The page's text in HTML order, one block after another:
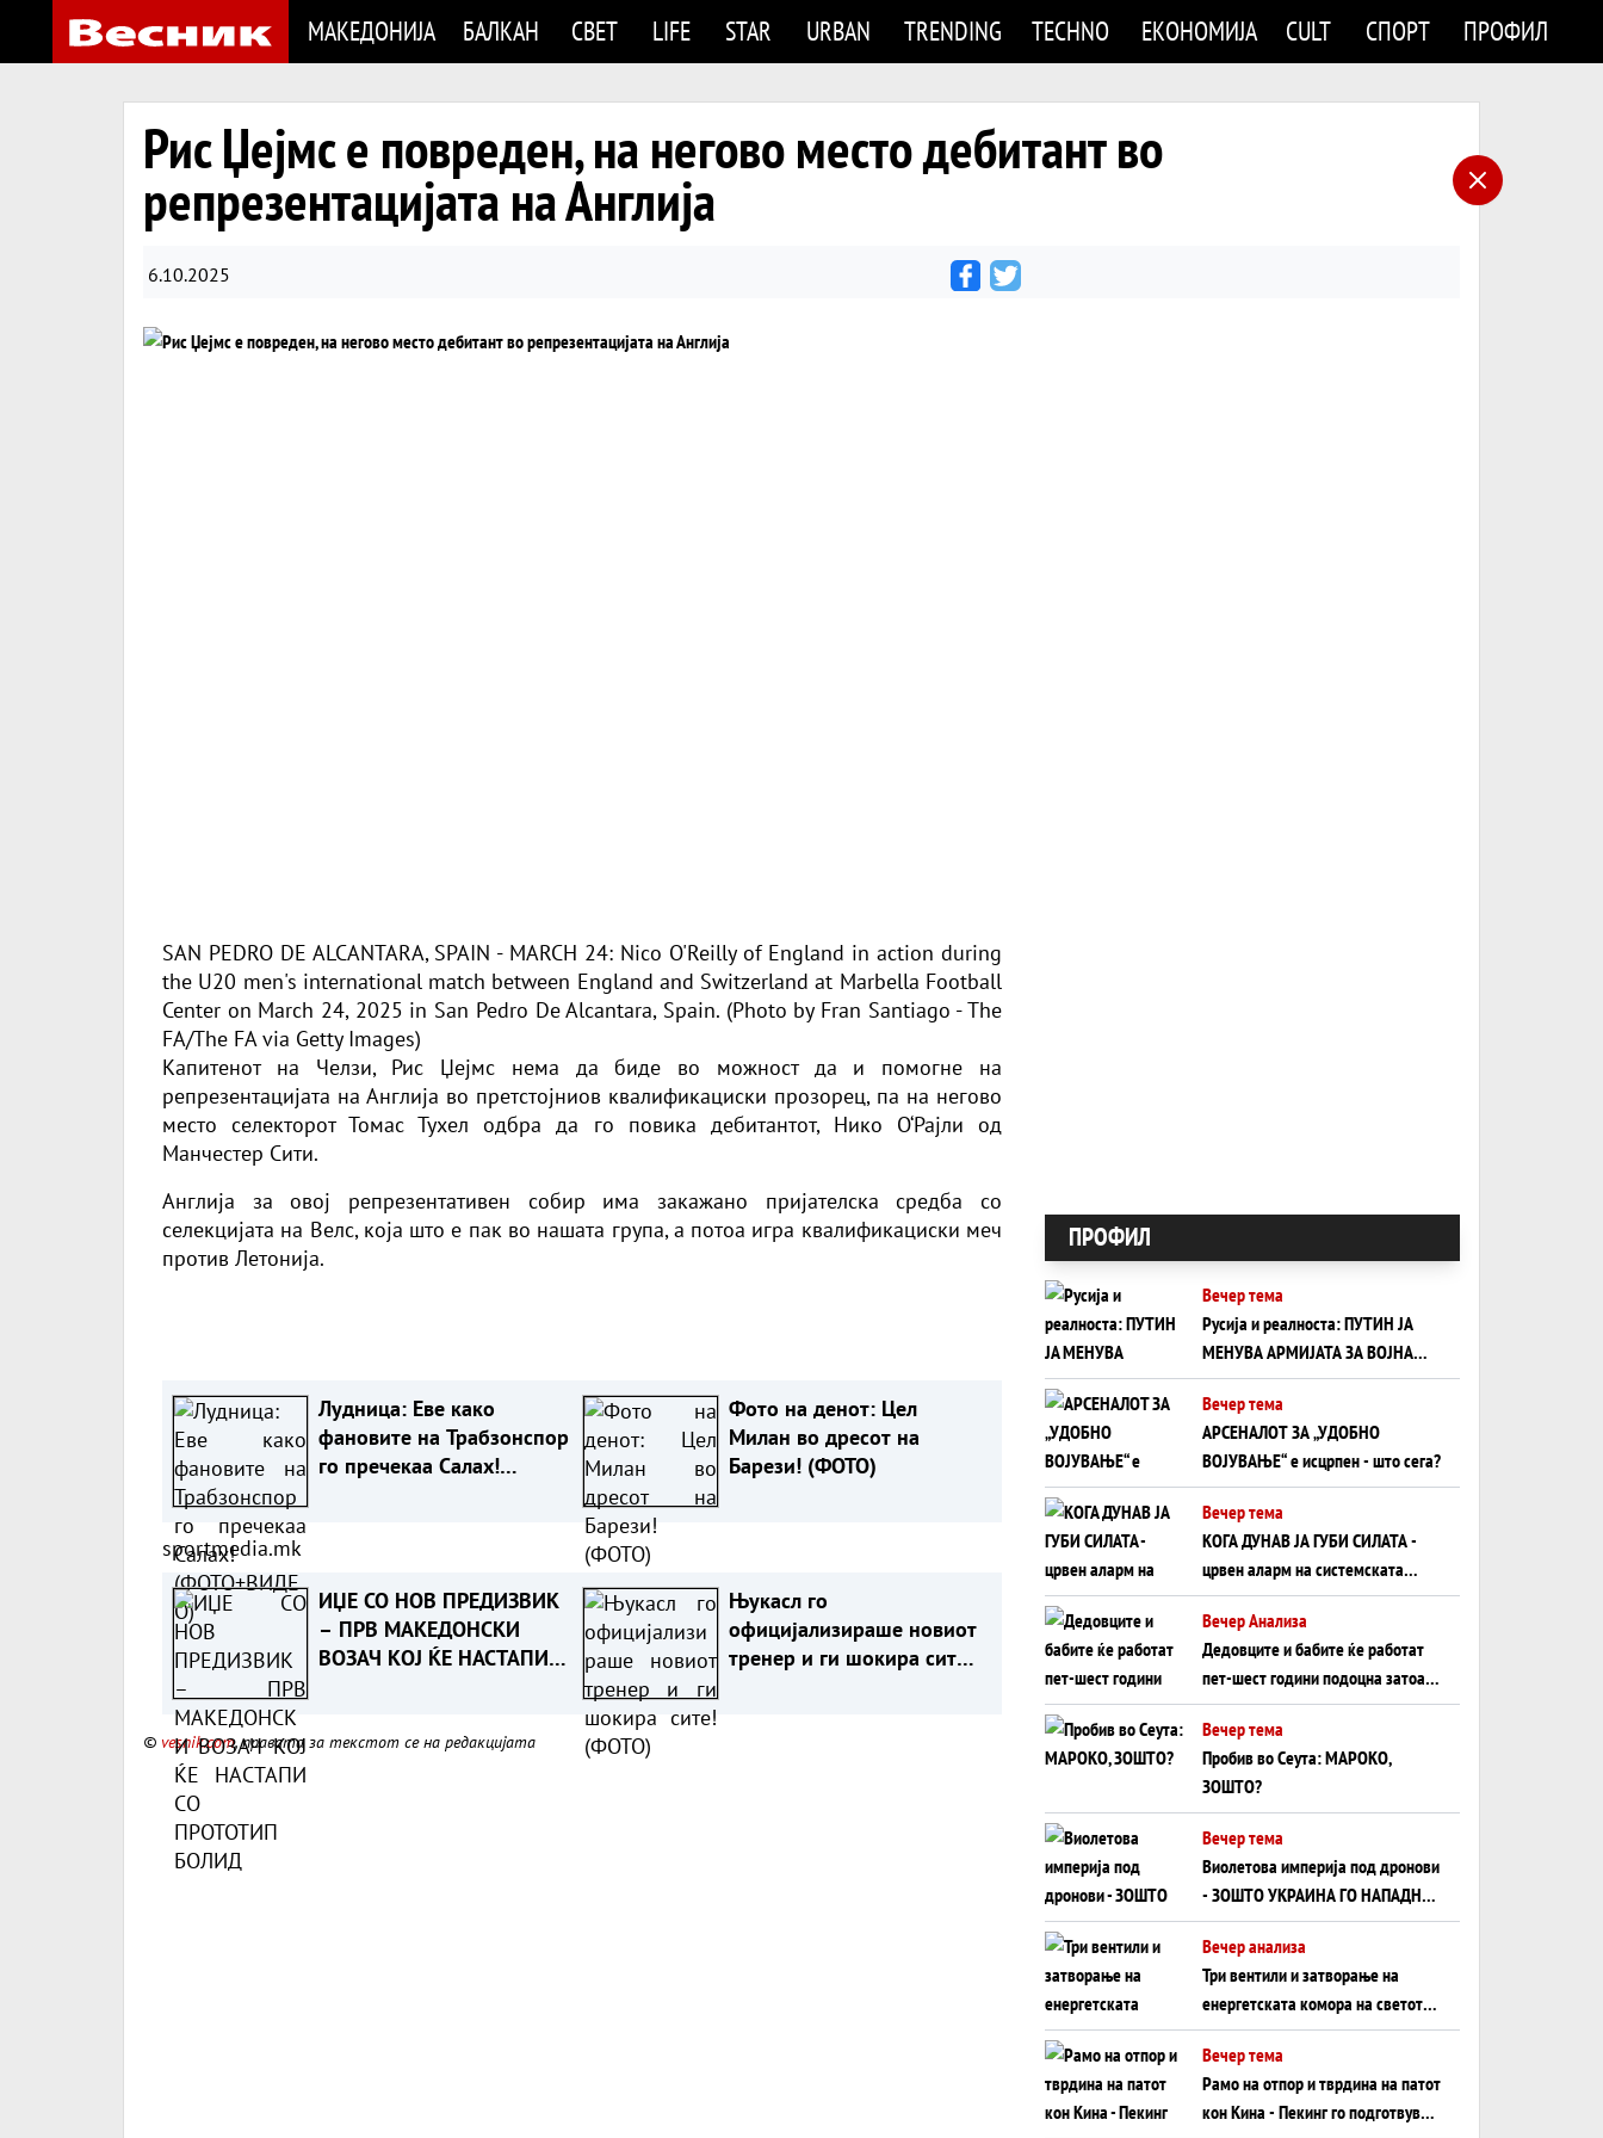
МАКЕДОНИЈА БАЛКАН СВЕТ LIFE STAR URBAN TRENDING TECHNO ЕКОНОМИЈА CULT СПОРТ ПРОФИЛ
Рис Џејмс е повреден, на негово место дебитант во
репрезентацијата на Англија
6.10.2025
SAN PEDRO DE ALCANTARA, SPAIN - MARCH 24: Nico O'Reilly of England in action during
the U20 men's international match between England and Switzerland at Marbella Football
Center on March 24, 2025 in San Pedro De Alcantara, Spain. (Photo by Fran Santiago - The
FA/The FA via Getty Images)
Капитенот на Челзи, Рис Џејмс нема да биде во можност да и помогне на
репрезентацијата на Англија во претстојниов квалификациски прозорец, па на негово
место селекторот Томас Тухел одбра да го повика дебитантот, Нико О‘Рајли од
Манчестер Сити.
Англија за овој репрезентативен собир има закажано пријателска средба со
селекцијата на Велс, која што е пак во нашата група, а потоа игра квалификациски меч
против Летонија.
Лудница: Еве како
фановите на Трабзонспор
го пречекаа Салах!
Фото на денот: Цел
Милан во дресот на
Барези! (ФОТО)
sportmedia.mk
ИЏЕ СО НОВ ПРЕДИЗВИК
– ПРВ МАКЕДОНСКИ
ВОЗАЧ КОЈ ЌЕ НАСТАПИ
Њукасл го
официјализираше новиот
тренер и ги шокира сите!
© vesnik.com, правата за текстот се на редакцијата
ПРОФИЛ
Вечер тема
Русија и реалноста: ПУТИН ЈА
МЕНУВА АРМИЈАТА ЗА ВОЈНА
ШТО ОСТАНУВА БЕЗ ФРОНТ
Вечер тема
АРСЕНАЛОТ ЗА „УДОБНО
ВОЈУВАЊЕ“ е исцрпен - што сега?
Вечер тема
КОГА ДУНАВ ЈА ГУБИ СИЛАТА -
црвен аларм на системската
плоча од јужна Германија до
Црното Море...
Вечер Анализа
Дедовците и бабите ќе работат
пет-шест години подоцна затоа
што НЕМААТ ВНУЦИ ДА ГИ
ЗАМЕНАТ
Вечер тема
Пробив во Сеута: МАРОКО,
ЗОШТО?
Вечер тема
Виолетова империја под дронови
- ЗОШТО УКРАИНА ГО НАПАДНА
РУСКИОТ WILDBERRIES
Вечер анализа
Три вентили и затворање на
енергетската комора на светот:
Нападот во Суец најавува
глобален енергетски инфаркт?
Вечер тема
Рамо на отпор и тврдина на патот
кон Кина - Пекинг го подготвува